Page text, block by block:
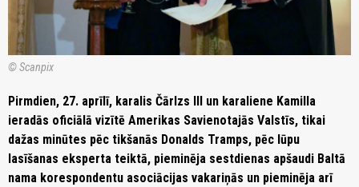
© Scanpix
Pirmdien, 27. aprīlī, karalis Čārlzs III un karaliene Kamilla
ieradās oficiālā vizītē Amerikas Savienotajās Valstīs, tikai
dažas minūtes pēc tikšanās Donalds Tramps, pēc lūpu
lasīšanas eksperta teiktā, pieminēja sestdienas apšaudi Baltā
nama korespondentu asociācijas vakariņās un pieminēja arī